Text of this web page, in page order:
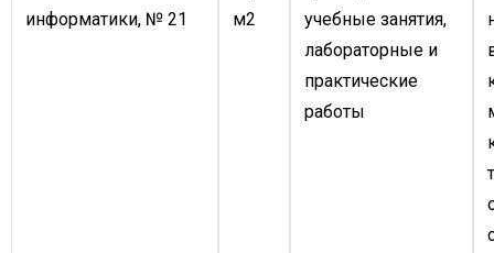
информатики, № 21
м2
учебные занятия,
лабораторные и
практические
работы